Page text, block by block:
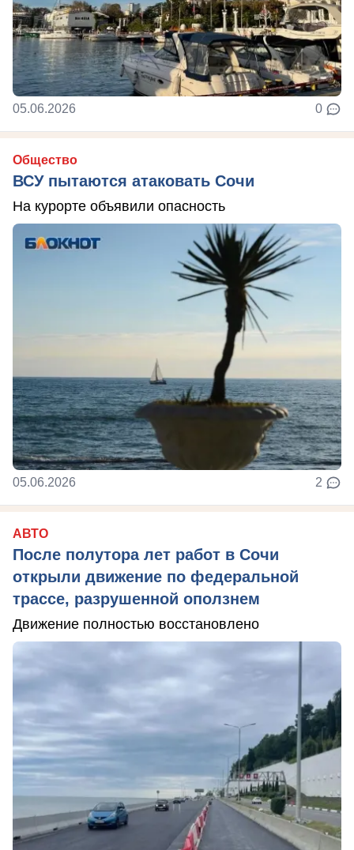
05.06.2026 0
Общество
ВСУ пытаются атаковать Сочи
На курорте объявили опасность
05.06.2026 2
АВТО
После полутора лет работ в Сочи
открыли движение по федеральной
трассе, разрушенной оползнем
Движение полностью восстановлено